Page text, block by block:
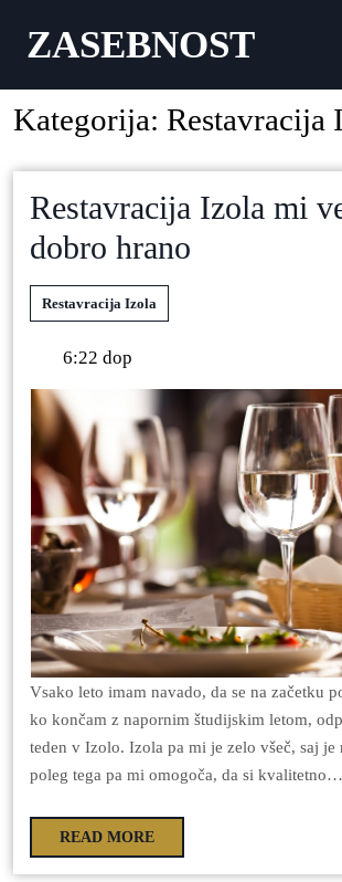
ZASEBNOST
Kategorija: Restavracija
Restavracija Izola mi
dobro hrano
Restavracija Izola
6:22 dop
Vsako leto imam navado, da se na začetku poletnih počitnic,
ko končam z napornim študijskim letom,
teden v Izolo. Izola pa mi je zelo všeč, saj
poleg tega pa mi omogoča, da si kvalitetno…
READ MORE